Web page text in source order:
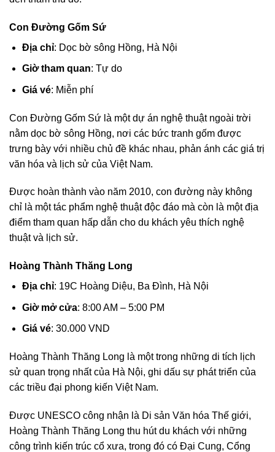
Con Đường Gốm Sứ
Địa chỉ: Dọc bờ sông Hồng, Hà Nội
Giờ tham quan: Tự do
Giá vé: Miễn phí
Con Đường Gốm Sứ là một dự án nghệ thuật ngoài trời
nằm dọc bờ sông Hồng, nơi các bức tranh gốm được
trưng bày với nhiều chủ đề khác nhau, phản ánh các giá trị
văn hóa và lịch sử của Việt Nam.
Được hoàn thành vào năm 2010, con đường này không
chỉ là một tác phẩm nghệ thuật độc đáo mà còn là một địa
điểm tham quan hấp dẫn cho du khách yêu thích nghệ
thuật và lịch sử.
Hoàng Thành Thăng Long
Địa chỉ: 19C Hoàng Diệu, Ba Đình, Hà Nội
Giờ mở cửa: 8:00 AM – 5:00 PM
Giá vé: 30.000 VND
Hoàng Thành Thăng Long là một trong những di tích lịch
sử quan trọng nhất của Hà Nội, ghi dấu sự phát triển của
các triều đại phong kiến Việt Nam.
Được UNESCO công nhận là Di sản Văn hóa Thế giới,
Hoàng Thành Thăng Long thu hút du khách với những
công trình kiến trúc cổ xưa, trong đó có Đại Cung, Cổng